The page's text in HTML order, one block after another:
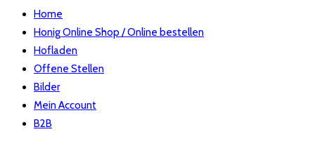
Home
Honig Online Shop / Online bestellen
Hofladen
Offene Stellen
Bilder
Mein Account
B2B